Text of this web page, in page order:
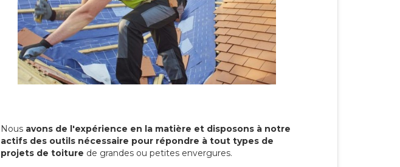
Nous avons de l'expérience en la matière et disposons à notre
actifs des outils nécessaire pour répondre à tout types de
projets de toiture de grandes ou petites envergures.